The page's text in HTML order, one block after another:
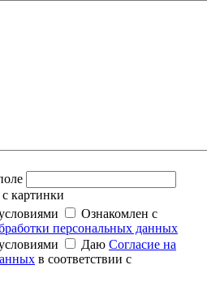
картинки
Ознакомлен с
персональных данных
Даю Согласие на
в соответствии с